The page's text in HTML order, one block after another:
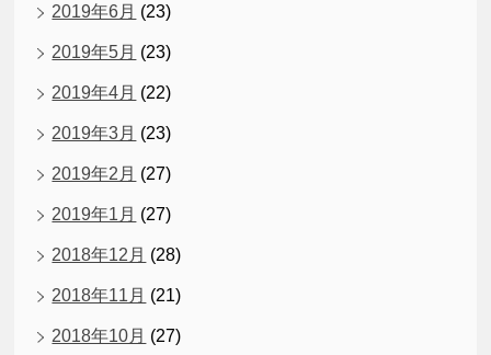
2019年6月 (23)
2019年5月 (23)
2019年4月 (22)
2019年3月 (23)
2019年2月 (27)
2019年1月 (27)
2018年12月 (28)
2018年11月 (21)
2018年10月 (27)